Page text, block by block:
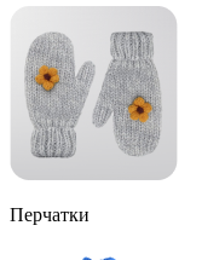
Перчатки